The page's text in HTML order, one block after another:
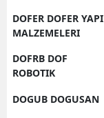
DOFER DOFER YAPI
MALZEMELERI
DOFRB DOF
ROBOTIK
DOGUB DOGUSAN